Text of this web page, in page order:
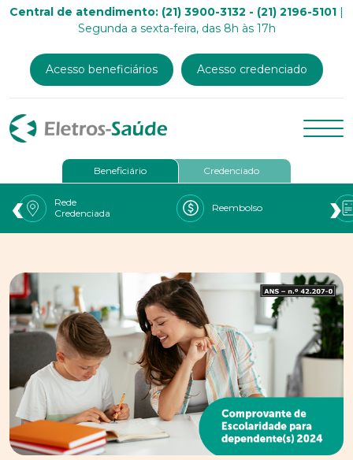
Central de atendimento: (21) 3900-3132 - (21) 2196-5101 |
Segunda a sexta-feira, das 8h às 17h
Acesso beneficiários Acesso credenciado
Beneficiário Credenciado
Rede
Credenciada
Reembolso
‹ ›